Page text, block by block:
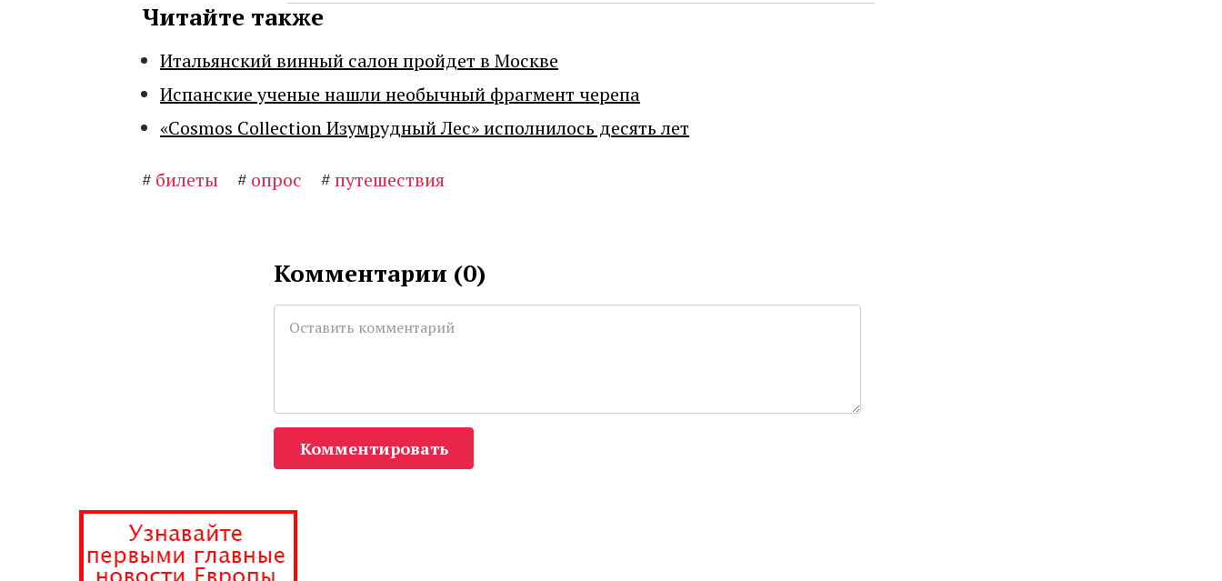
Читайте также
Итальянский винный салон пройдет в Москве
Испанские ученые нашли необычный фрагмент черепа
«Cosmos Collection Изумрудный Лес» исполнилось десять лет
# билеты # опрос #путешествия
Комментарии (0)
Комментировать